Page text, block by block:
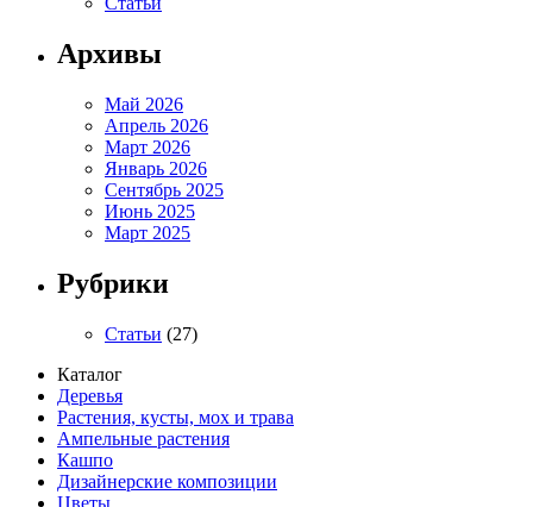
Архивы
Май 2026
Апрель 2026
Март 2026
Январь 2026
Сентябрь 2025
Июнь 2025
Март 2025
Рубрики
Статьи (27)
Каталог
Деревья
Растения, кусты, мох и трава
Ампельные растения
Кашпо
Дизайнерские композиции
Цветы